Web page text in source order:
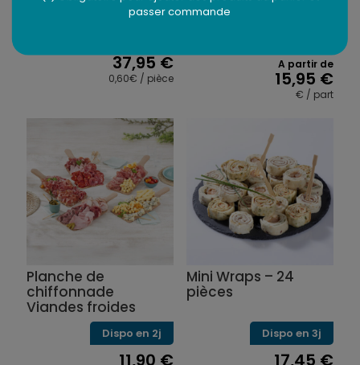
37,95€
0,60€ / pièce
ou 96 parts
A partir de
15,95 €
€ / part
plusieurs
variations.
Les
options
peuvent
être
choisies
la
produit
Planche de
chiffonnade
Viandes froides
Dispo en 2j
11,90 €
Mini Wraps – 24
pièces
Dispo en 3j
17,45 €
passer commande